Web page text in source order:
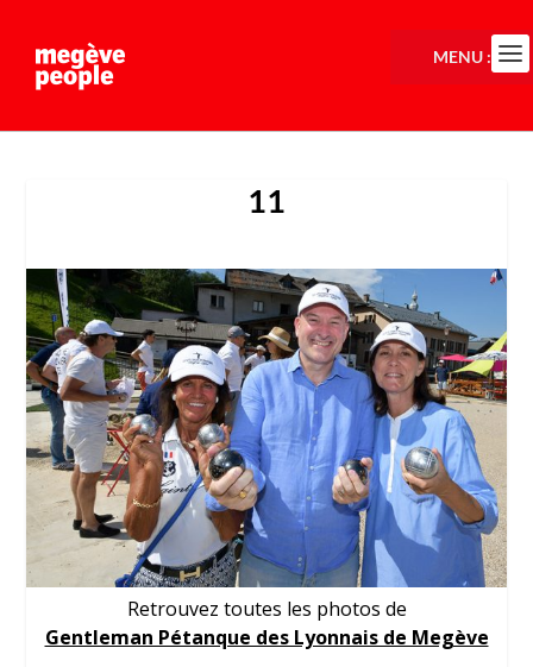
11
Retrouvez toutes les photos de
Gentleman Pétanque des Lyonnais de Megève
MENU :